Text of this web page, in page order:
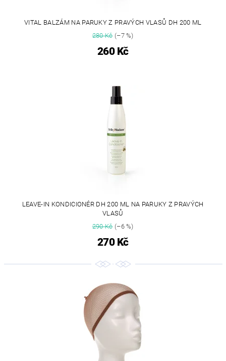
VITAL BALZÁM NA PARUKY Z PRAVÝCH VLASŮ DH 200 ML
280 Kč(–7 %)
260 Kč
LEAVE-IN KONDICIONÉR DH 200 ML NA PARUKY Z PRAVÝCH
VLASŮ
290 Kč(–6 %)
270 Kč